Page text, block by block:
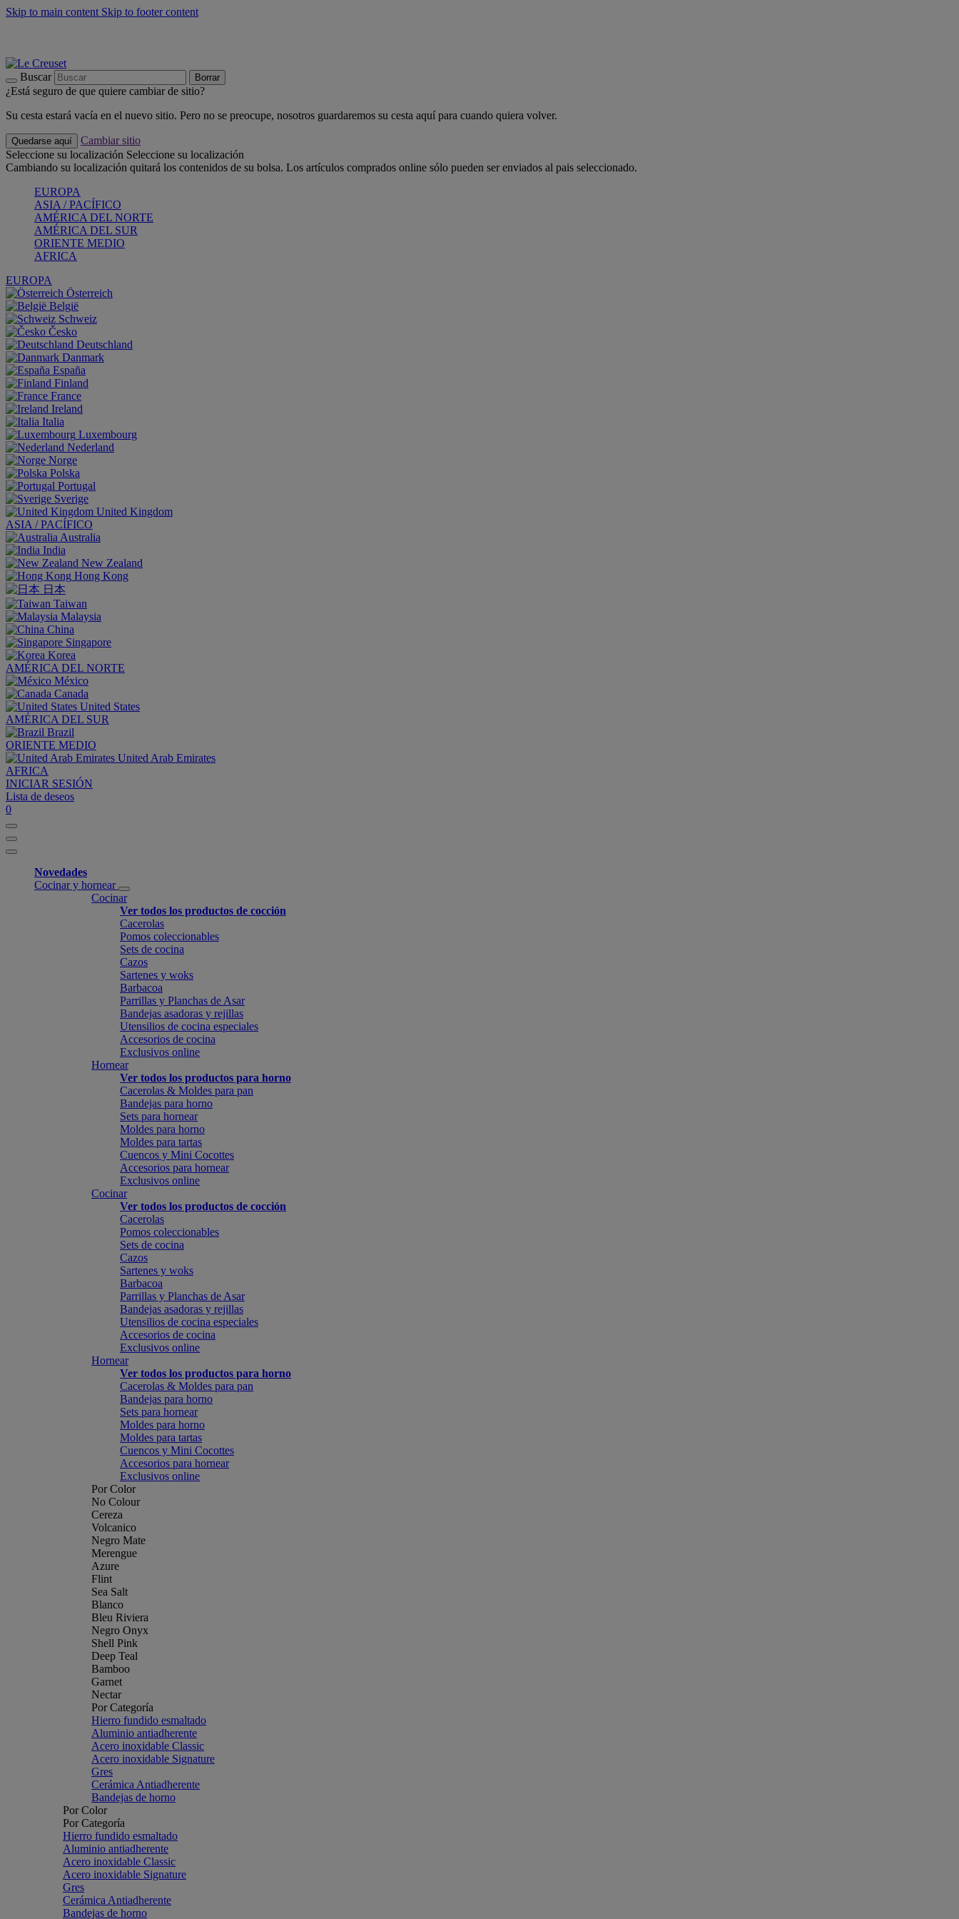
Skip to main content Skip to footer content
Buscar Borrar
¿Está seguro de que quiere cambiar de sitio?
Su cesta estará vacía en el nuevo sitio. Pero no se preocupe, nosotros guardaremos su cesta aquí para cuando quiera volver.
Quedarse aquí
Cambiar sitio
Seleccione su localización Seleccione su localización
Cambiando su localización quitará los contenidos de su bolsa. Los artículos comprados online sólo pueden ser enviados al pais seleccionado.
EUROPA
ASIA / PACÍFICO
AMÉRICA DEL NORTE
AMÉRICA DEL SUR
ORIENTE MEDIO
AFRICA
EUROPA
Österreich
België
Schweiz
Česko
Deutschland
Danmark
España
Finland
France
Ireland
Italia
Luxembourg
Nederland
Norge
Polska
Portugal
Sverige
United Kingdom
ASIA / PACÍFICO
Australia
India
New Zealand
Hong Kong
日本
Taiwan
Malaysia
China
Singapore
Korea
AMÉRICA DEL NORTE
México
Canada
United States
AMÉRICA DEL SUR
Brazil
ORIENTE MEDIO
United Arab Emirates
AFRICA
INICIAR SESIÓN
Lista de deseos
0
Novedades
Cocinar y hornear
Cocinar
Ver todos los productos de cocción
Cacerolas
Pomos coleccionables
Sets de cocina
Cazos
Sartenes y woks
Barbacoa
Parrillas y Planchas de Asar
Bandejas asadoras y rejillas
Utensilios de cocina especiales
Accesorios de cocina
Exclusivos online
Hornear
Ver todos los productos para horno
Cacerolas & Moldes para pan
Bandejas para horno
Sets para hornear
Moldes para horno
Moldes para tartas
Cuencos y Mini Cocottes
Accesorios para hornear
Exclusivos online
Cocinar
Ver todos los productos de cocción
Cacerolas
Pomos coleccionables
Sets de cocina
Cazos
Sartenes y woks
Barbacoa
Parrillas y Planchas de Asar
Bandejas asadoras y rejillas
Utensilios de cocina especiales
Accesorios de cocina
Exclusivos online
Hornear
Ver todos los productos para horno
Cacerolas & Moldes para pan
Bandejas para horno
Sets para hornear
Moldes para horno
Moldes para tartas
Cuencos y Mini Cocottes
Accesorios para hornear
Exclusivos online
Por Color
No Colour
Cereza
Volcanico
Negro Mate
Merengue
Azure
Flint
Sea Salt
Blanco
Bleu Riviera
Negro Onyx
Shell Pink
Deep Teal
Bamboo
Garnet
Nectar
Por Categoría
Hierro fundido esmaltado
Aluminio antiadherente
Acero inoxidable Classic
Acero inoxidable Signature
Gres
Cerámica Antiadherente
Bandejas de horno
Por Color
Por Categoría
Hierro fundido esmaltado
Aluminio antiadherente
Acero inoxidable Classic
Acero inoxidable Signature
Gres
Cerámica Antiadherente
Bandejas de horno